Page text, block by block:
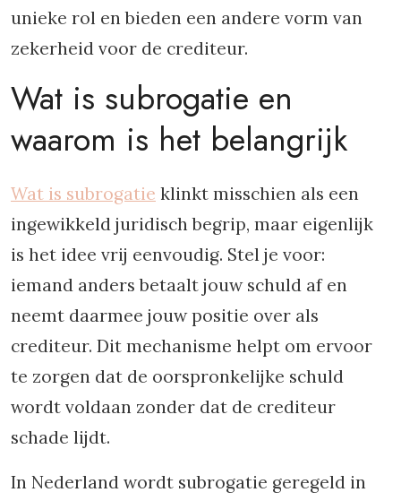
unieke rol en bieden een andere vorm van
zekerheid voor de crediteur.
Wat is subrogatie en
waarom is het belangrijk
Wat is subrogatie klinkt misschien als een
ingewikkeld juridisch begrip, maar eigenlijk
is het idee vrij eenvoudig. Stel je voor:
iemand anders betaalt jouw schuld af en
neemt daarmee jouw positie over als
crediteur. Dit mechanisme helpt om ervoor
te zorgen dat de oorspronkelijke schuld
wordt voldaan zonder dat de crediteur
schade lijdt.
In Nederland wordt subrogatie geregeld in